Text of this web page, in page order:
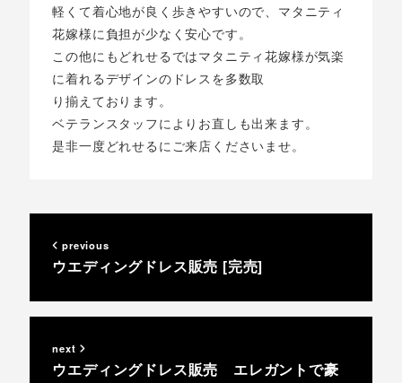
軽くて着心地が良く歩きやすいので、マタニティ
花嫁様に負担が少なく安心です。
この他にもどれせるではマタニティ花嫁様が気楽
に着れるデザインのドレスを多数取
り揃えております。
ベテランスタッフによりお直しも出来ます。
是非一度どれせるにご来店くださいませ。
previous
ウエディングドレス販売 [完売]
next
ウエディングドレス販売 エレガントで豪